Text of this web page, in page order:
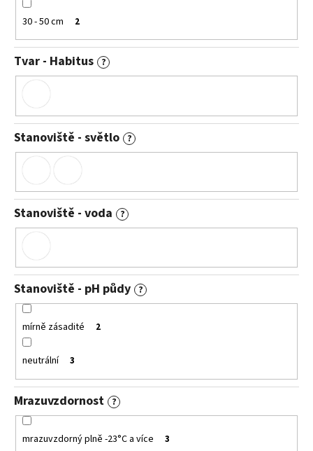
30 - 50 cm 2
Tvar - Habitus ?
Stanoviště - světlo ?
Stanoviště - voda ?
Stanoviště - pH půdy ?
mírně zásadité 2
neutrální 3
Mrazuvzdornost ?
mrazuvzdorný plně -23°C a více 3